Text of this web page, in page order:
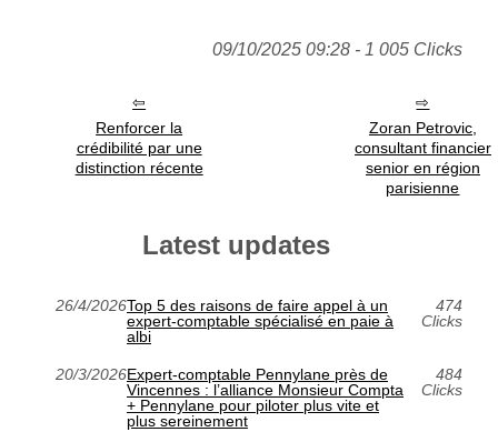
09/10/2025 09:28 - 1 005 Clicks
Renforcer la
crédibilité par une
distinction récente
Zoran Petrovic,
consultant financier
senior en région
parisienne
Latest updates
26/4/2026Top 5 des raisons de faire appel à un
expert-comptable spécialisé en paie à
albi
474
Clicks
20/3/2026Expert-comptable Pennylane près de
Vincennes : l’alliance Monsieur Compta
+ Pennylane pour piloter plus vite et
plus sereinement
484
Clicks